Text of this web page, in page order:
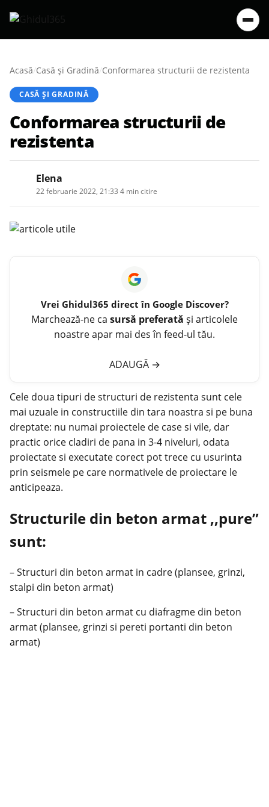
Acasă/Casă şi Gradină/Conformarea structurii de rezistenta
CASĂ ŞI GRADINĂ
Conformarea structurii de
rezistenta
Elena
22 februarie 2022, 21:33 4 min citire
Vrei Ghidul365 direct în Google Discover?
Marchează-ne ca sursă preferată și articolele
noastre apar mai des în feed-ul tău.
ADAUGĂ →
Cele doua tipuri de structuri de rezistenta sunt cele
mai uzuale in constructiile din tara noastra si pe buna
dreptate: nu numai proiectele de case si vile, dar
practic orice cladiri de pana in 3-4 niveluri, odata
proiectate si executate corect pot trece cu usurinta
prin seismele pe care normativele de proiectare le
anticipeaza.
Structurile din beton armat ,,pure”
sunt:
– Structuri din beton armat in cadre (plansee, grinzi,
stalpi din beton armat)
– Structuri din beton armat cu diafragme din beton
armat (plansee, grinzi si pereti portanti din beton
armat)